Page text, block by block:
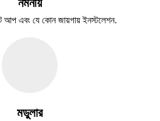
নমনীয়
এবং যে কোন জায়গায় ইনস্টলেশন.
মডুলার